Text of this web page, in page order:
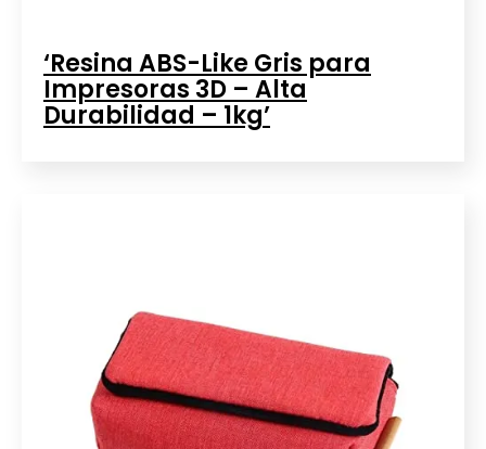
‘Resina ABS-Like Gris para
Impresoras 3D – Alta
Durabilidad – 1kg’